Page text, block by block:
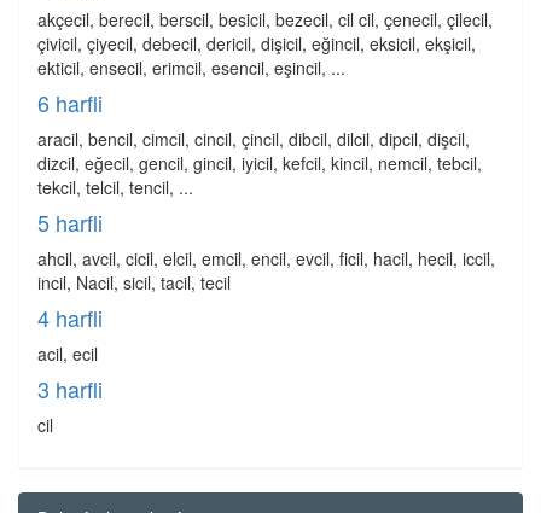
akçecil, berecil, berscil, besicil, bezecil, cil cil, çenecil, çilecil,
çivicil, çiyecil, debecil, dericil, dişicil, eğincil, eksicil, ekşicil,
ekticil, ensecil, erimcil, esencil, eşincil, ...
6 harfli
aracil, bencil, cimcil, cincil, çincil, dibcil, dilcil, dipcil, dişcil,
dizcil, eğecil, gencil, gincil, iyicil, kefcil, kincil, nemcil, tebcil,
tekcil, telcil, tencil, ...
5 harfli
ahcil, avcil, cicil, elcil, emcil, encil, evcil, ficil, hacil, hecil, iccil,
incil, Nacil, sicil, tacil, tecil
4 harfli
acil, ecil
3 harfli
cil